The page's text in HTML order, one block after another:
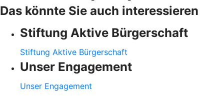
Das könnte Sie auch interessieren
Stiftung Aktive Bürgerschaft
Stiftung Aktive Bürgerschaft
Unser Engagement
Unser Engagement